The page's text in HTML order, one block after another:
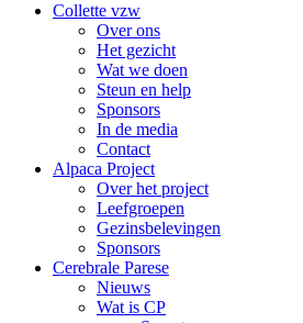
Collette vzw
Over ons
Het gezicht
Wat we doen
Steun en help
Sponsors
In de media
Contact
Alpaca Project
Over het project
Leefgroepen
Gezinsbelevingen
Sponsors
Cerebrale Parese
Nieuws
Wat is CP